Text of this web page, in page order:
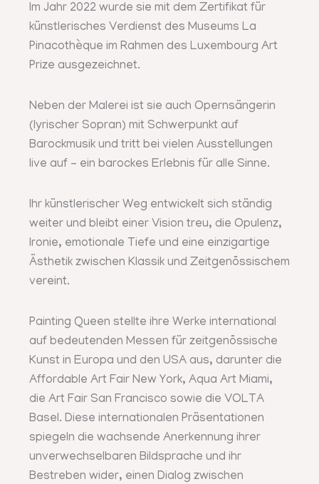
Im Jahr 2022 wurde sie mit dem Zertifikat für
künstlerisches Verdienst des Museums La
Pinacothèque im Rahmen des Luxembourg Art
Prize ausgezeichnet.
Neben der Malerei ist sie auch Opernsängerin
(lyrischer Sopran) mit Schwerpunkt auf
Barockmusik und tritt bei vielen Ausstellungen
live auf – ein barockes Erlebnis für alle Sinne.
Ihr künstlerischer Weg entwickelt sich ständig
weiter und bleibt einer Vision treu, die Opulenz,
Ironie, emotionale Tiefe und eine einzigartige
Ästhetik zwischen Klassik und Zeitgenössischem
vereint.
Painting Queen stellte ihre Werke international
auf bedeutenden Messen für zeitgenössische
Kunst in Europa und den USA aus, darunter die
Affordable Art Fair New York, Aqua Art Miami,
die Art Fair San Francisco sowie die VOLTA
Basel. Diese internationalen Präsentationen
spiegeln die wachsende Anerkennung ihrer
unverwechselbaren Bildsprache und ihr
Bestreben wider, einen Dialog zwischen